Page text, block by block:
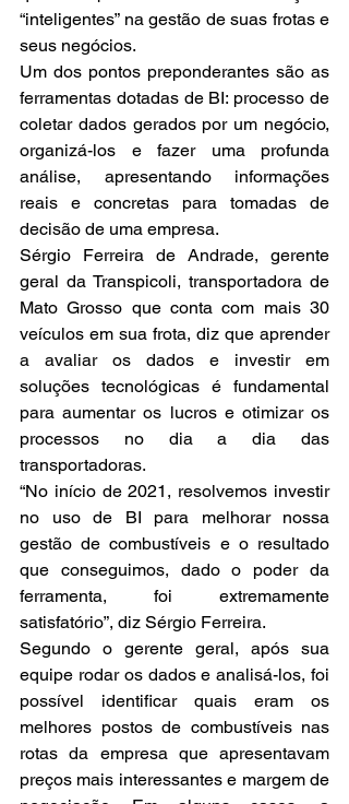
“inteligentes” na gestão de suas frotas e
seus negócios.
Um dos pontos preponderantes são as
ferramentas dotadas de BI: processo de
coletar dados gerados por um negócio,
organizá-los e fazer uma profunda
análise, apresentando informações
reais e concretas para tomadas de
decisão de uma empresa.
Sérgio Ferreira de Andrade, gerente
geral da Transpicoli, transportadora de
Mato Grosso que conta com mais 30
veículos em sua frota, diz que aprender
a avaliar os dados e investir em
soluções tecnológicas é fundamental
para aumentar os lucros e otimizar os
processos no dia a dia das
transportadoras.
“No início de 2021, resolvemos investir
no uso de BI para melhorar nossa
gestão de combustíveis e o resultado
que conseguimos, dado o poder da
ferramenta, foi extremamente
satisfatório”, diz Sérgio Ferreira.
Segundo o gerente geral, após sua
equipe rodar os dados e analisá-los, foi
possível identificar quais eram os
melhores postos de combustíveis nas
rotas da empresa que apresentavam
preços mais interessantes e margem de